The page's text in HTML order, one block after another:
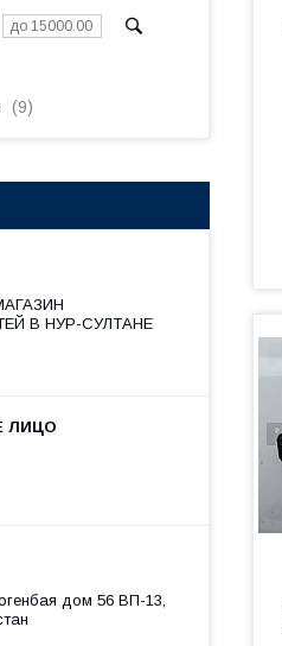
9
В НУР-СУЛТАНЕ
дом 56 ВП-13,